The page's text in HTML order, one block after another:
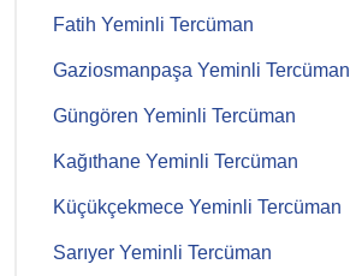
Fatih Yeminli Tercüman
Gaziosmanpaşa Yeminli Tercüman
Güngören Yeminli Tercüman
Kağıthane Yeminli Tercüman
Küçükçekmece Yeminli Tercüman
Sarıyer Yeminli Tercüman